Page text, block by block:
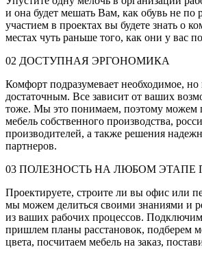
и она будет мешать Вам, как обувь не по
участием в проектах вы будете знать о
местах чуть раньше того, как они у вас
02 ДОСТУПНАЯ ЭРГОНОМИКА
Комфорт подразумевает необходимое, но
достаточным. Все зависит от ваших
тоже. Мы это понимаем, поэтому можем
мебель собственного производства,
производителей, а также решения
партнеров.
03 ПОЛЕЗНОСТЬ НА ЛЮБОМ ЭТАПЕ
Проектируете, строите ли вы офис или
мы можем делиться своими знаниями и
из ваших рабочих процессов.
пришлем планы расстановок, подберем
цвета, посчитаем мебель на заказ,